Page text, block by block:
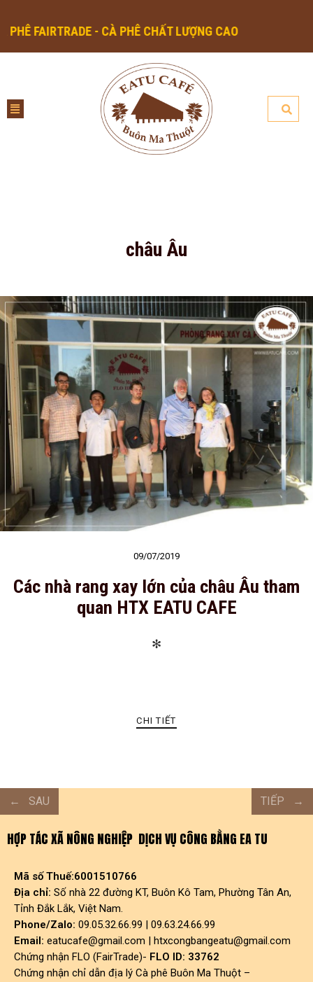
- CÀ PHÊ CHẤT LƯỢNG CAO
châu Âu
09/07/2019
Các nhà rang xay lớn của châu Âu tham
quan HTX EATU CAFE
✻
CHI TIẾT
SAU TIẾP
HỢP TÁC XÃ NÔNG NGHIỆP DỊCH VỤ CÔNG BẰNG EA TU
Mã số Thuế:6001510766
Địa chỉ: Số nhà 22 đường KT, Buôn Kô Tam, Phường Tân An,
Tỉnh Đắk Lắk, Việt Nam.
Phone/Zalo: 09.05.32.66.99 | 09.63.24.66.99
Email: eatucafe@gmail.com | htxcongbangeatu@gmail.com
Chứng nhận FLO (FairTrade)- FLO ID: 33762
Chứng nhận chỉ dẫn địa lý Cà phê Buôn Ma Thuột –